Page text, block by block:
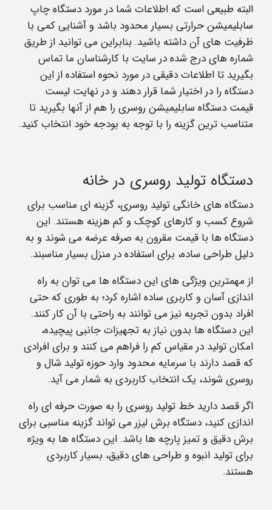
البته طبیعی است که اطلاعات شما در مورد دستگاه چاپ
سابلیمیشن حرارتی بسیار محدود باشد و آشنایی کمی با
ظرفیت های آن داشته باشید. بنابراین می توانید از طریق
شماره های درج شده در سایت با کارشناسان ما تماس
بگیرید تا اطلاعات دقیقی در مورد نحوه استفاده از این
دستگاه را در اختیار شما قرار دهند و در نهایت لیست
قیمت دستگاه سابلیمیشن روسری را هم از آنها بگیرید تا
متناسب ترین گزینه را با توجه به بودجه خود انتخاب کنید.
دستگاه تولید روسری در خانه
دستگاه‌ های خانگی تولید روسری، گزینه‌ ای مناسب برای
شروع کسب‌ و کارهای کوچک و کم‌ هزینه هستند. این
دستگاه‌ ها با قیمت مقرون‌ به‌ صرفه عرضه می‌ شوند و به
دلیل طراحی ساده، برای استفاده در منزل بسیار مناسبند.
از مهمترین ویژگی‌ های این دستگاه‌ ها می‌ توان به راه‌
اندازی آسان و کاربری ساده اشاره کرد؛ به‌ طوری‌ که حتی
افراد بدون تجربه نیز می‌ توانند به‌ راحتی با آن کار کنند.
این دستگاه‌ ها بدون نیاز به تجهیزات جانبی پیچیده،
امکان تولید در مقیاس کم را فراهم می‌ کنند و برای افرادی
که قصد دارند با سرمایه محدود وارد حوزه تولید شال و
روسری شوند، یک انتخاب کاربردی به‌ شمار می‌ آید.
اگر قصد دارید خط تولید روسری را به‌ صورت حرفه‌ ای‌ راه‌
اندازی کنید، دستگاه برش لیزر می‌ تواند گزینه مناسبی برای
برش دقیق و تمیز پارچه‌ ها باشد. این دستگاه‌ ها به‌ ویژه
برای تولید انبوه و طراحی‌ های دقیق، بسیار کاربردی
هستند.